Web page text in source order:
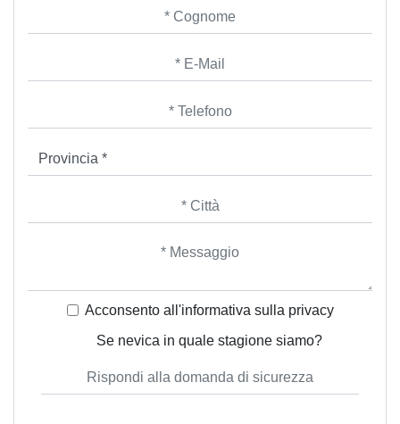
Acconsento all'informativa sulla privacy
Se nevica in quale stagione siamo?